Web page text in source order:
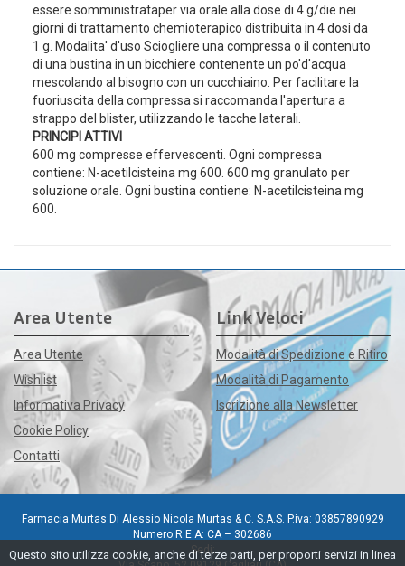
Questo sito utilizza cookie, anche di terze parti, per proporti servizi in linea
essere somministrataper via orale alla dose di 4 g/die nei
giorni di trattamento chemioterapico distribuita in 4 dosi da
1 g. Modalita' d'uso Sciogliere una compressa o il contenuto
di una bustina in un bicchiere contenente un po'd'acqua
mescolando al bisogno con un cucchiaino. Per facilitare la
fuoriuscita della compressa si raccomanda l'apertura a
strappo del blister, utilizzando le tacche laterali.
PRINCIPI ATTIVI
600 mg compresse effervescenti. Ogni compressa
contiene: N-acetilcisteina mg 600. 600 mg granulato per
soluzione orale. Ogni bustina contiene: N-acetilcisteina mg
600.
Area Utente
Area Utente
Wishlist
Informativa Privacy
Cookie Policy
Contatti
Link Veloci
Modalità di Spedizione e Ritiro
Modalità di Pagamento
Iscrizione alla Newsletter
Farmacia Murtas Di Alessio Nicola Murtas & C. S.A.S. P.iva: 03857890929
Numero R.E.A: CA – 302686
Sedi: